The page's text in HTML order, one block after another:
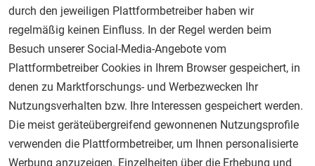
durch den jeweiligen Plattformbetreiber haben wir
regelmäßig keinen Einfluss. In der Regel werden beim
Besuch unserer Social-Media-Angebote vom
Plattformbetreiber Cookies in Ihrem Browser gespeichert, in
denen zu Marktforschungs- und Werbezwecken Ihr
Nutzungsverhalten bzw. Ihre Interessen gespeichert werden.
Die meist geräteübergreifend gewonnenen Nutzungsprofile
verwenden die Plattformbetreiber, um Ihnen personalisierte
Werbung anzuzeigen. Einzelheiten über die Erhebung und